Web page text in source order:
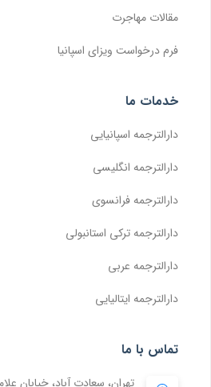
مقالات مهاجرت
فرم درخواست ویزای اسپانیا
خدمات ما
دارالترجمه اسپانیایی
دارالترجمه انگلیسی
دارالترجمه فرانسوی
دارالترجمه ترکی استانبولی
دارالترجمه عربی
دارالترجمه ایتالیایی
تماس با ما